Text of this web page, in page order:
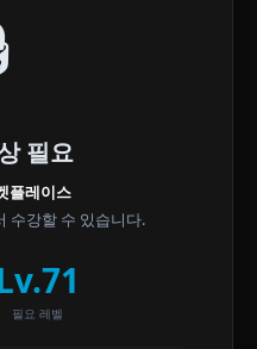
필요
플레이스
수강할 수 있습니다.
필요 레벨